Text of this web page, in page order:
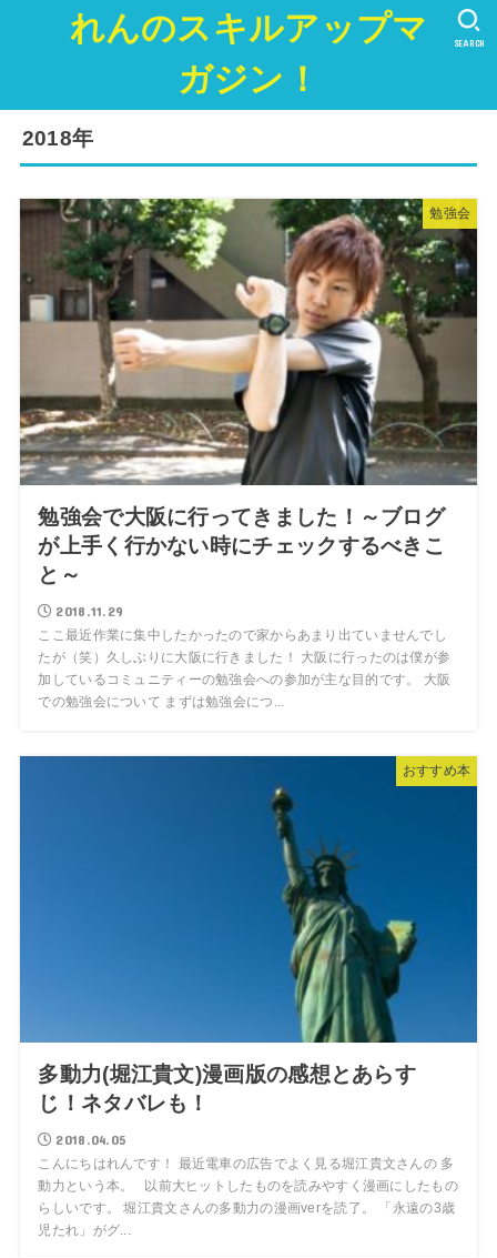
れんのスキルアップマ
ガジン！
SEARCH
2018年
勉強会
勉強会で大阪に行ってきました！～ブログ
が上手く行かない時にチェックするべきこ
と～
2018.11.29
ここ最近作業に集中したかったので家からあまり出ていませんでし
たが（笑）久しぶりに大阪に行きました！ 大阪に行ったのは僕が参
加しているコミュニティーの勉強会への参加が主な目的です。 大阪
での勉強会について まずは勉強会につ...
おすすめ本
多動力(堀江貴文)漫画版の感想とあらす
じ！ネタバレも！
2018.04.05
こんにちはれんです！ 最近電車の広告でよく見る堀江貴文さんの 多
動力という本。 以前大ヒットしたものを読みやすく漫画にしたもの
らしいです。 堀江貴文さんの多動力の漫画verを読了。 「永遠の3歳
児たれ」がグ...